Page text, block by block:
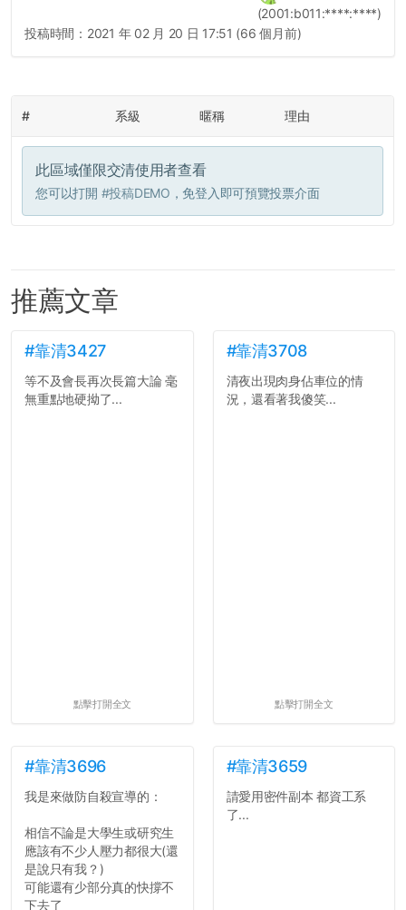
(2001:b011:****:****)
投稿時間： 2021 年 02 月 20 日 17:51 (66 個月前)
# 系級 暱稱 理由
此區域僅限交清使用者查看
您可以打開 #投稿DEMO ，免登入即可預覽投票介面
推薦文章
#靠清3427
等不及會長再次長篇大論 毫
無重點地硬拗了...
點擊打開全文
#靠清3708
清夜出現肉身佔車位的情
況，還看著我傻笑...
點擊打開全文
#靠清3696
我是來做防自殺宣導的：
相信不論是大學生或研究生
應該有不少人壓力都很大(還
是說只有我？)
可能還有少部分真的快撐不
下去了
#靠清3659
請愛用密件副本 都資工系
了...